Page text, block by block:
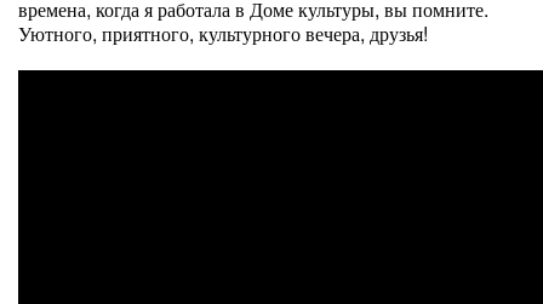
времена, когда я работала в Доме культуры, вы помните.
Уютного, приятного, культурного вечера, друзья!